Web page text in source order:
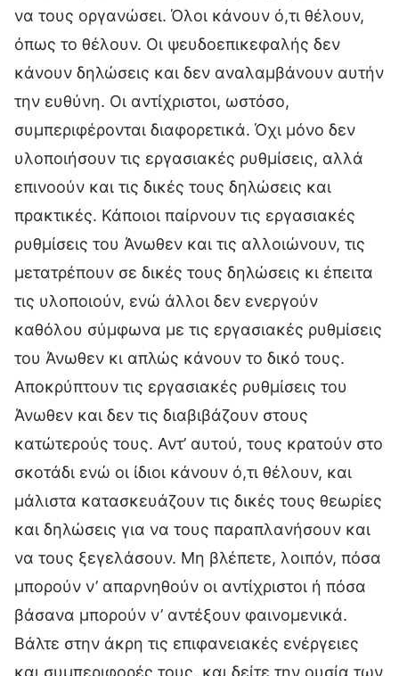
να τους οργανώσει. Όλοι κάνουν ό,τι θέλουν,
όπως το θέλουν. Οι ψευδοεπικεφαλής δεν
κάνουν δηλώσεις και δεν αναλαμβάνουν αυτήν
την ευθύνη. Οι αντίχριστοι, ωστόσο,
συμπεριφέρονται διαφορετικά. Όχι μόνο δεν
υλοποιήσουν τις εργασιακές ρυθμίσεις, αλλά
επινοούν και τις δικές τους δηλώσεις και
πρακτικές. Κάποιοι παίρνουν τις εργασιακές
ρυθμίσεις του Άνωθεν και τις αλλοιώνουν, τις
μετατρέπουν σε δικές τους δηλώσεις κι έπειτα
τις υλοποιούν, ενώ άλλοι δεν ενεργούν
καθόλου σύμφωνα με τις εργασιακές ρυθμίσεις
του Άνωθεν κι απλώς κάνουν το δικό τους.
Αποκρύπτουν τις εργασιακές ρυθμίσεις του
Άνωθεν και δεν τις διαβιβάζουν στους
κατώτερούς τους. Αντ’ αυτού, τους κρατούν στο
σκοτάδι ενώ οι ίδιοι κάνουν ό,τι θέλουν, και
μάλιστα κατασκευάζουν τις δικές τους θεωρίες
και δηλώσεις για να τους παραπλανήσουν και
να τους ξεγελάσουν. Μη βλέπετε, λοιπόν, πόσα
μπορούν ν’ απαρνηθούν οι αντίχριστοι ή πόσα
βάσανα μπορούν ν’ αντέξουν φαινομενικά.
Βάλτε στην άκρη τις επιφανειακές ενέργειες
και συμπεριφορές τους, και δείτε την ουσία των